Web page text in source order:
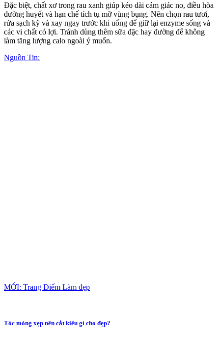
Đặc biệt, chất xơ trong rau xanh giúp kéo dài cảm giác no, điều hòa
đường huyết và hạn chế tích tụ mỡ vùng bụng. Nên chọn rau tươi,
rửa sạch kỹ và xay ngay trước khi uống để giữ lại enzyme sống và
các vi chất có lợi. Tránh dùng thêm sữa đặc hay đường để không
làm tăng lượng calo ngoài ý muốn.
Nguồn Tin:
MỚI: Trang Điểm Làm đẹp
Tóc mỏng xẹp nên cắt kiểu gì cho đẹp?